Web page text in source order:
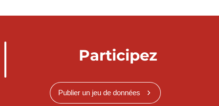
Participez
Publier un jeu de données